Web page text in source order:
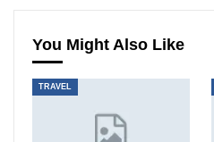
You Might Also Like
TRAVEL